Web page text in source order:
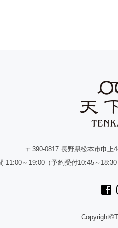
〒390-0817 長野県松本市巾上
11:00～19:00（予約受付10:45～18:30